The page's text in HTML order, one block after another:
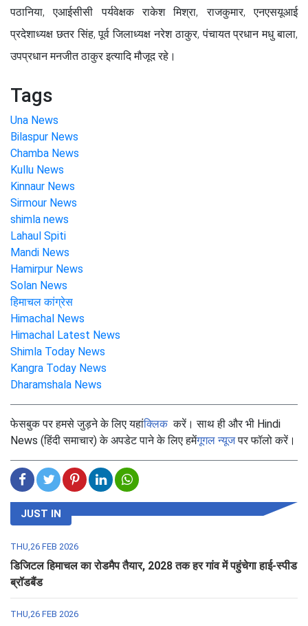
पठानिया, एआईसीसी पर्यवेक्षक राकेश मिश्रा, राजकुमार, एनएसयूआई
प्रदेशाध्यक्ष छतर सिंह, पूर्व जिलाध्यक्ष नरेश ठाकुर, पंचायत प्रधान मधु बाला,
उपप्रधान मनजीत ठाकुर इत्यादि मौजूद रहे।
Tags
Una News
Bilaspur News
Chamba News
Kullu News
Kinnaur News
Sirmour News
shimla news
Lahaul Spiti
Mandi News
Hamirpur News
Solan News
हिमाचल कांग्रेस
Himachal News
Himachal Latest News
Shimla Today News
Kangra Today News
Dharamshala News
फेसबुक पर हमसे जुड़ने के लिए यहांक्लिककरें। साथ ही और भी Hindi
News (हिंदी समाचार) के अपडेट पाने के लिए हमेंगूगल न्यूजपर फॉलो करें।
JUST IN
THU,26 FEB 2026
डिजिटल हिमाचल का रोडमैप तैयार, 2028 तक हर गांव में पहुंचेगा हाई-स्पीड
ब्रॉडबैंड
THU,26 FEB 2026